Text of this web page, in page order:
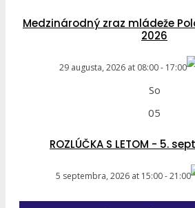
Medzinárodný zraz mládeže
2026
29 augusta, 2026 at 08:00- 17:00
So
05
ROZLÚČKA S LETOM - 5.
5 septembra, 2026 at 15:00-21:00